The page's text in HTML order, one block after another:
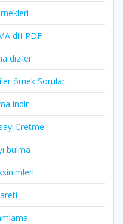
dili PDF
diziler
örnek Sorular
indir
üretme
bulma